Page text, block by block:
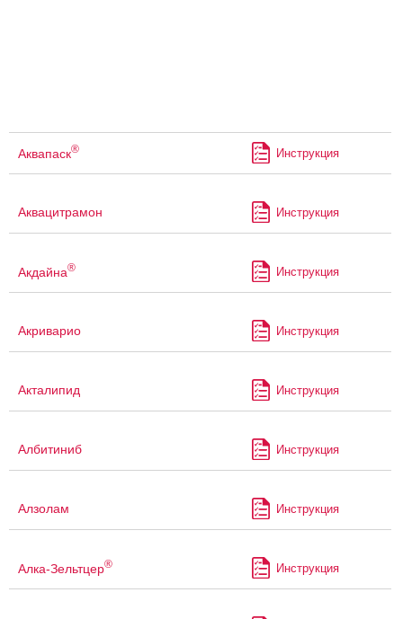
Аквапаск® Инструкция
Аквацитрамон Инструкция
Акдайна® Инструкция
Акриварио Инструкция
Акталипид Инструкция
Албитиниб Инструкция
Алзолам Инструкция
Алка-Зельтцер® Инструкция